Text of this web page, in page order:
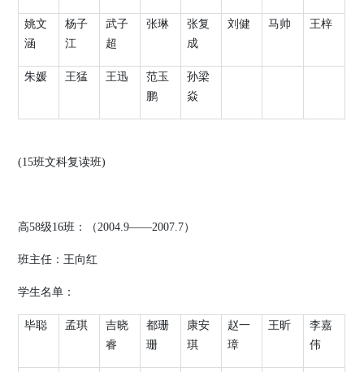
姚文
涵
杨子
江
武子
超
张琳
张复
成
刘健 马帅 王梓
朱媛 王猛 王迅
范玉
鹏
孙梁
焱
(15班文科复读班)
高58级16班：（2004.9——2007.7）
班主任：王向红
学生名单：
毕聪 孟琪
吉晓
睿
都珊
珊
康安
琪
赵一
璋
王昕
李嘉
伟